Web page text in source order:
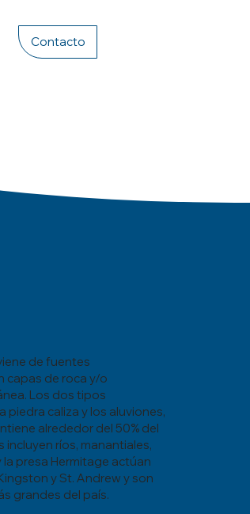
Contacto
de fuentes
capas de roca y/o
Los dos tipos
piedra caliza y los aluviones,
alrededor del 50% del
ríos, manantiales,
presa Hermitage actúan
y St. Andrew y son
grandes del país.